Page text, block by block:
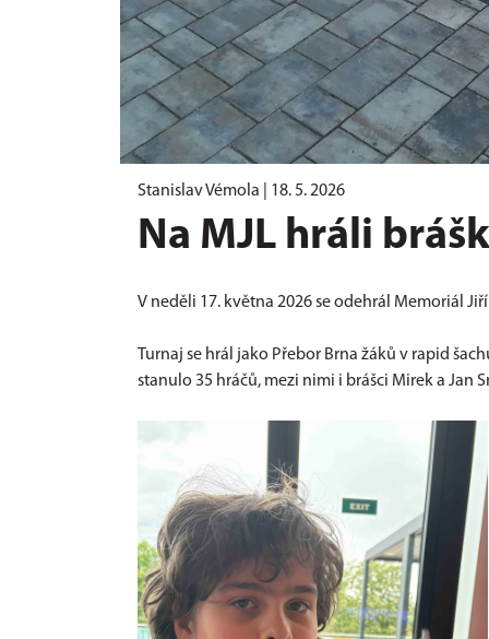
Stanislav Vémola | 18. 5. 2026
Na MJL hráli
V neděli 17. května 2026 se odehrál Memoriál
Turnaj se hrál jako Přebor Brna žáků v rapid
stanulo 35 hráčů, mezi nimi i brášci Mirek a Jan